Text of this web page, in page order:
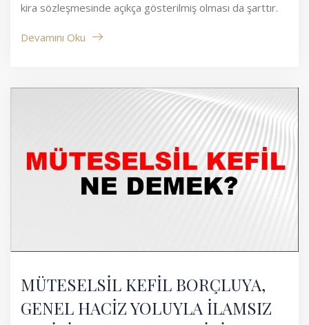
kira sözleşmesinde açıkça gösterilmiş olması da şarttır.
Devamını Oku
MÜTESELSİL KEFİL BORÇLUYA,
GENEL HACİZ YOLUYLA İLAMSIZ